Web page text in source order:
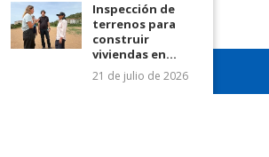
Inspección de
terrenos para
construir
viviendas en...
21 de julio de 2026